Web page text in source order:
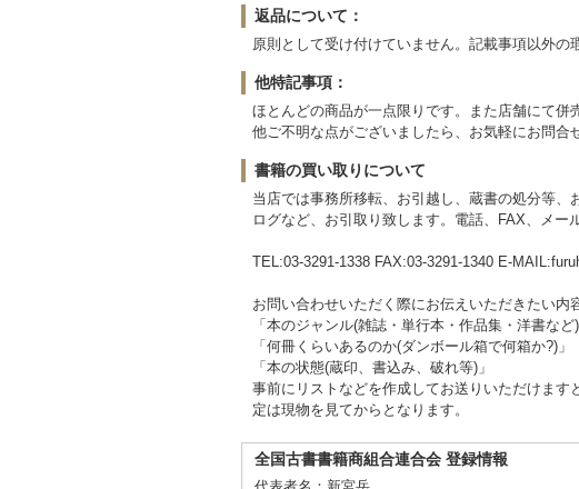
返品について：
原則として受け付けていません。記載事項以外の
他特記事項：
ほとんどの商品が一点限りです。また店舗にて
他ご不明な点がございましたら、お気軽にお問合
書籍の買い取りについて
当店では事務所移転、お引越し、蔵書の処分等
ログなど、お引取り致します。電話、FAX、メー
TEL:03-3291-1338 FAX:03-3291-1340 E-
お問い合わせいただく際にお伝えいただきたい内
「本のジャンル(雑誌・単行本・作品集・洋書など)
「何冊くらいあるのか(ダンボール箱で何箱か?)」
「本の状態(蔵印、書込み、破れ等)」
事前にリストなどを作成してお送りいただけま
定は現物を見てからとなります。
全国古書書籍商組合連合会 登録情報